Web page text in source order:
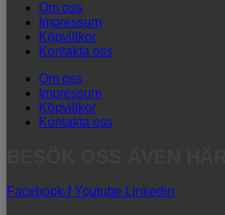
Om oss
Impressum
Köpvillkor
Kontakta oss
Om oss
Impressum
Köpvillkor
Kontakta oss
Facebook-f Youtube Linkedin